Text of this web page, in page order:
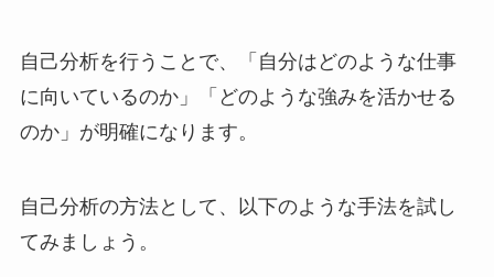
自己分析を行うことで、「自分はどのような仕事
に向いているのか」「どのような強みを活かせる
のか」が明確になります。
自己分析の方法として、以下のような手法を試し
てみましょう。